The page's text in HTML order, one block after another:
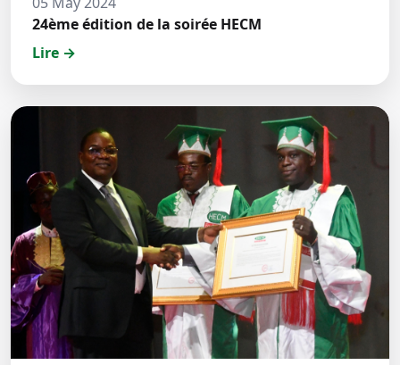
24ème édition de la soirée HECM
Lire →